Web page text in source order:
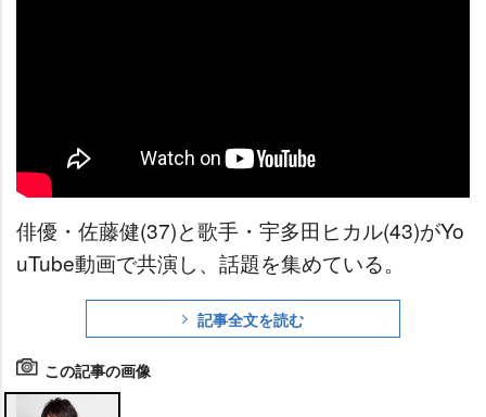
俳優・佐藤健(37)と歌手・宇多田ヒカル(43)がYo
uTube動画で共演し、話題を集めている。
記事全文を読む
この記事の画像